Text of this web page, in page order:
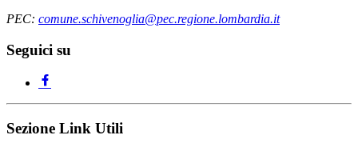
PEC: comune.schivenoglia@pec.regione.lombardia.it
Seguici su
Sezione Link Utili